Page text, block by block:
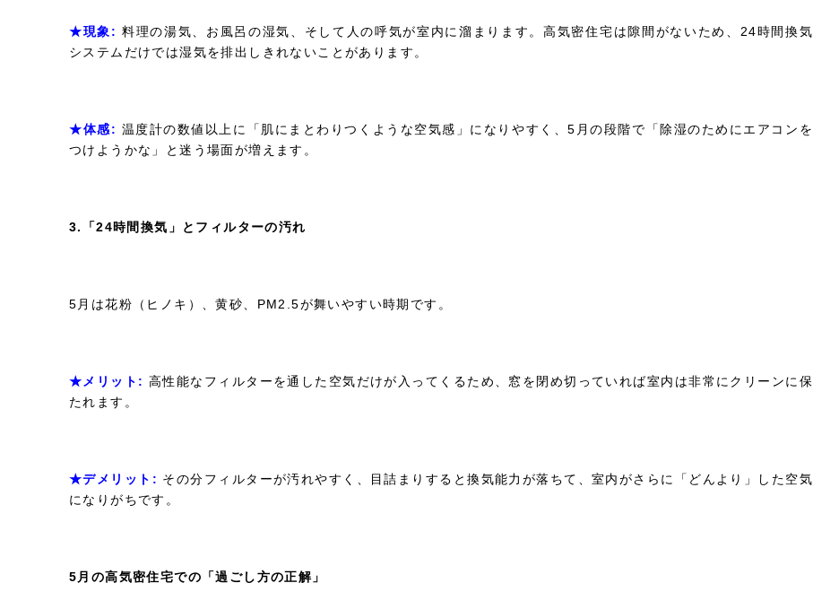
★現象: 料理の湯気、お風呂の湿気、そして人の呼気が室内に溜まります。高気密住宅は隙間がないため、24時間換気
システムだけでは湿気を排出しきれないことがあります。
★体感: 温度計の数値以上に「肌にまとわりつくような空気感」になりやすく、5月の段階で「除湿のためにエアコンを
つけようかな」と迷う場面が増えます。
3.「24時間換気」とフィルターの汚れ
5月は花粉（ヒノキ）、黄砂、PM2.5が舞いやすい時期です。
★メリット: 高性能なフィルターを通した空気だけが入ってくるため、窓を閉め切っていれば室内は非常にクリーンに保
たれます。
★デメリット: その分フィルターが汚れやすく、目詰まりすると換気能力が落ちて、室内がさらに「どんより」した空気
になりがちです。
5 月の高気密住宅での「過ごし方の正解」